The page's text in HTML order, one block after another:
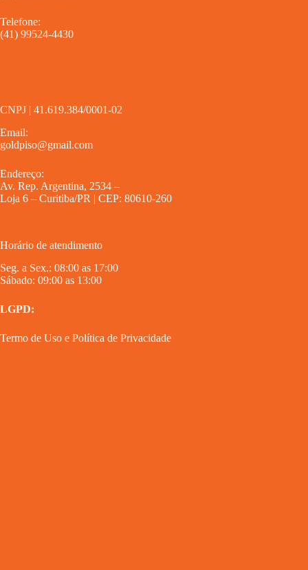
Telefone:
(41) 99524-4430
CNPJ | 41.619.384/0001-02
Email:
goldpiso@gmail.com
Endereço:
Av. Rep. Argentina, 2534 –
Loja 6 – Curitiba/PR | CEP: 80610-260
Horário de atendimento
Seg. a Sex.: 08:00 as 17:00
Sábado: 09:00 as 13:00
LGPD:
Termo de Uso e Política de Privacidade